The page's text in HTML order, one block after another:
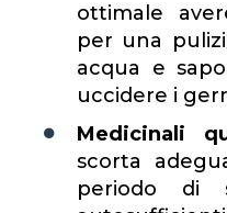
ottimale
per una
acqua e
uccidere i
Medicinali
scorta
periodo di